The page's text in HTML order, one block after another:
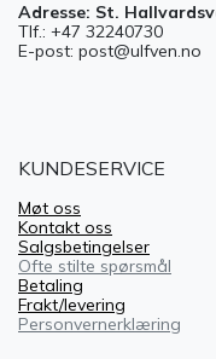
Adresse: St.
Tlf.: +47 32240730
E-post: post@ulfven.no
KUNDESERVICE
Møt oss
Kontakt oss
Salgsbetingelser
Ofte stilte spørsmål
Betaling
Frakt/levering
Personvernerklæring